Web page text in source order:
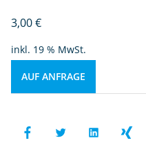
3,00€
inkl. 19 % MwSt.
AUF ANFRAGE